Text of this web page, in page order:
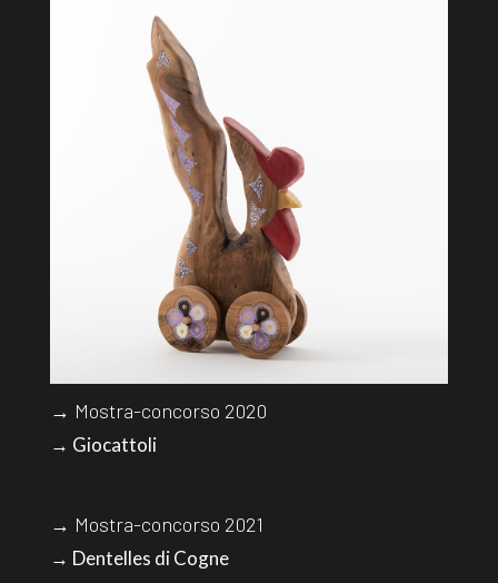
→ Mostra-concorso 2020
→ Giocattoli
→ Mostra-concorso 2021
→ Dentelles di Cogne